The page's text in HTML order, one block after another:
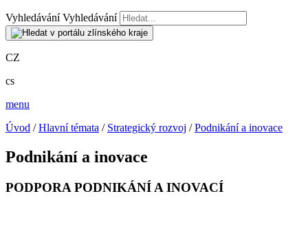
Vyhledávání Vyhledávání
CZ
cs
menu
Úvod /Hlavní témata / Strategický rozvoj /Podnikání a inovace
Podnikání a inovace
PODPORA PODNIKÁNÍ A INOVACÍ